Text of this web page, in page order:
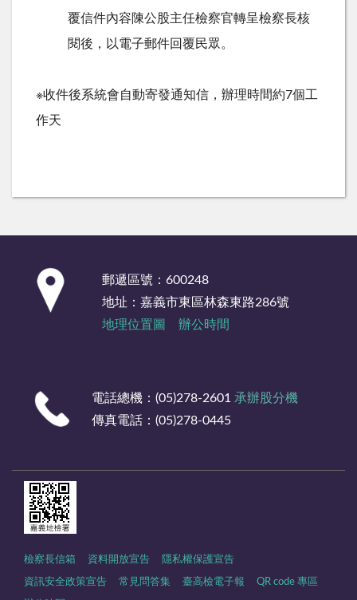
覆信件內容陳公股主任檢察官轉呈檢察長核
閱後，以電子郵件回覆民眾。
※收件後系統會自動寄發通知信，辦理時間約7個工
作天
郵遞區號：600248
地址：嘉義市東區林森東路286號
地理位置圖
辦公時間
電話總機：(05)278-2601 承辦股分機
傳真電話：(05)278-0445
檢察長信箱 資料開放宣告 隱私權保護宣告
資訊安全政策宣告 常見問答集 臺高檢電子報 QR code 專區